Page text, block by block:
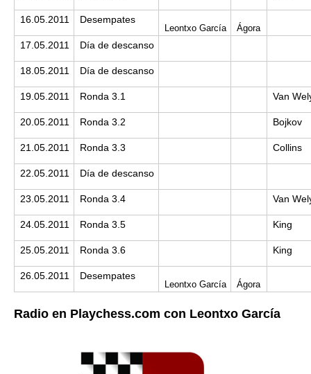
16.05.2011 Desempates
Leontxo García Ágora
17.05.2011 Día de descanso
18.05.2011 Día de descanso
19.05.2011 Ronda 3.1 Van
20.05.2011 Ronda 3.2 Bojkov
21.05.2011 Ronda 3.3 Collins
22.05.2011 Día de descanso
23.05.2011 Ronda 3.4 Van
24.05.2011 Ronda 3.5 King
25.05.2011 Ronda 3.6 King
26.05.2011 Desempates
Leontxo García Ágora
Radio en Playchess.com con Leontxo García